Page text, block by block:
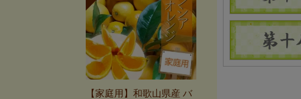
【家庭用】和歌山県産 バ